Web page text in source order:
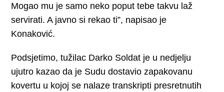
Mogao mu je samo neko poput tebe takvu laž
servirati. A javno si rekao ti”, napisao je
Konaković.
Podsjetimo, tužilac Darko Soldat je u nedjelju
ujutro kazao da je Sudu dostavio zapakovanu
kovertu u kojoj se nalaze transkripti presretnutih